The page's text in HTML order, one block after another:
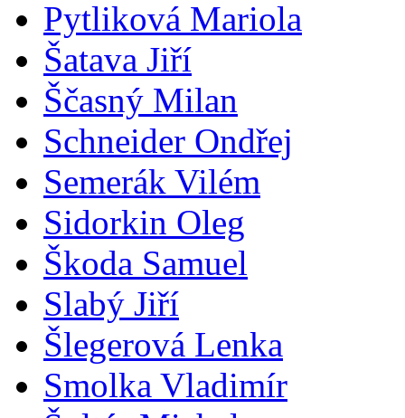
Pytliková Mariola
Šatava Jiří
Ščasný Milan
Schneider Ondřej
Semerák Vilém
Sidorkin Oleg
Škoda Samuel
Slabý Jiří
Šlegerová Lenka
Smolka Vladimír